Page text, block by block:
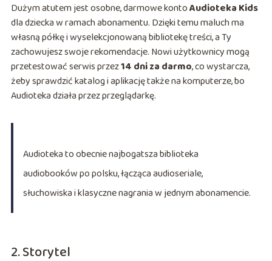
Dużym atutem jest osobne, darmowe kontoAudioteka Kids
dla dziecka w ramach abonamentu. Dzięki temu maluch ma
własną półkę i wyselekcjonowaną bibliotekę treści, a Ty
zachowujesz swoje rekomendacje. Nowi użytkownicy mogą
przetestować serwis przez14 dni za darmo, co wystarcza,
żeby sprawdzić katalog i aplikację także na komputerze, bo
Audioteka działa przez przeglądarkę.
Audioteka to obecnie najbogatsza biblioteka
audiobooków po polsku, łącząca audioseriale,
słuchowiska i klasyczne nagrania w jednym abonamencie.
2. Storytel